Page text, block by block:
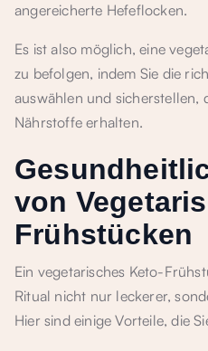
angereicherte Hefeflocken.
Es ist also möglich, eine
zu befolgen, indem Sie die
auswählen und sicherstellen,
Nährstoffe erhalten.
von
Frühstücken
Ein vegetarisches Keto-
Ritual nicht nur leckerer,
Hier sind einige Vorteile, die